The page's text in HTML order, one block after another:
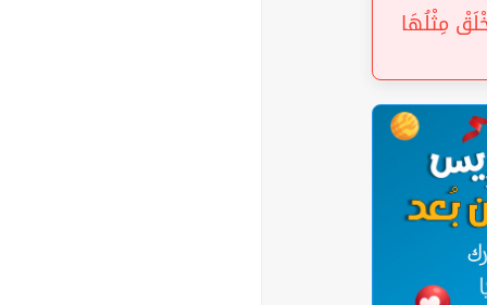
(7) الَّتِي لَمْ يُخْلَقْ مِثْلُهَا